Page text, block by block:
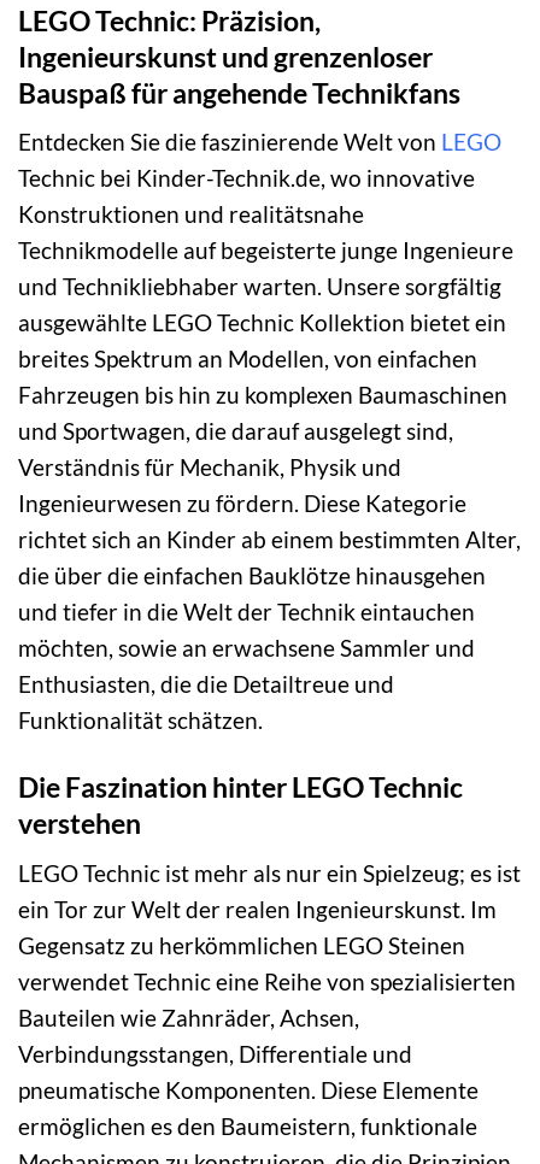
LEGO Technic: Präzision,
Ingenieurskunst und grenzenloser
Bauspaß für angehende Technikfans
Entdecken Sie die faszinierende Welt von LEGO
Technic bei Kinder-Technik.de, wo innovative
Konstruktionen und realitätsnahe
Technikmodelle auf begeisterte junge Ingenieure
und Technikliebhaber warten. Unsere sorgfältig
ausgewählte LEGO Technic Kollektion bietet ein
breites Spektrum an Modellen, von einfachen
Fahrzeugen bis hin zu komplexen Baumaschinen
und Sportwagen, die darauf ausgelegt sind,
Verständnis für Mechanik, Physik und
Ingenieurwesen zu fördern. Diese Kategorie
richtet sich an Kinder ab einem bestimmten Alter,
die über die einfachen Bauklötze hinausgehen
und tiefer in die Welt der Technik eintauchen
möchten, sowie an erwachsene Sammler und
Enthusiasten, die die Detailtreue und
Funktionalität schätzen.
Die Faszination hinter LEGO Technic
verstehen
LEGO Technic ist mehr als nur ein Spielzeug; es ist
ein Tor zur Welt der realen Ingenieurskunst. Im
Gegensatz zu herkömmlichen LEGO Steinen
verwendet Technic eine Reihe von spezialisierten
Bauteilen wie Zahnräder, Achsen,
Verbindungsstangen, Differentiale und
pneumatische Komponenten. Diese Elemente
ermöglichen es den Baumeistern, funktionale